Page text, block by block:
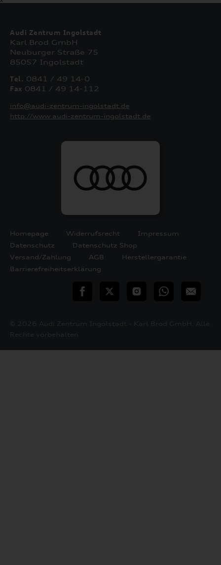
Audi Zentrum Ingolstadt
Karl Brod GmbH
Neuburger Straße 75
85057 Ingolstadt
Tel. 0841 / 49 14-0
Fax 0841 / 49 14-112
info@audi-zentrum-ingolstadt.de
http://www.audi-zentrum-ingolstadt.de
Homepage Widerrufsrecht
Impressum
Datenschutz
Datenschutz Shop
Versand/Zahlung
AGB
Herstellergarantie
Barrierefreiheitserklärung
teilen Twitter InstagramWhatsApp
E-